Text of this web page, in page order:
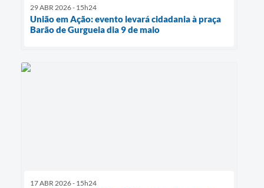
29 ABR 2026 - 15h24
União em Ação: evento levará cidadania à praça
Barão de Gurgueia dia 9 de maio
17 ABR 2026 - 15h24